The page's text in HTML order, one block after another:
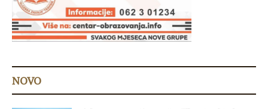
NOVO